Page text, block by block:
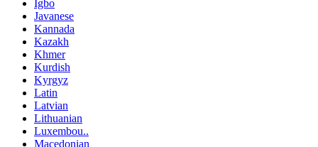
Igbo
Javanese
Kannada
Kazakh
Khmer
Kurdish
Kyrgyz
Latin
Latvian
Lithuanian
Luxembou..
Macedonian